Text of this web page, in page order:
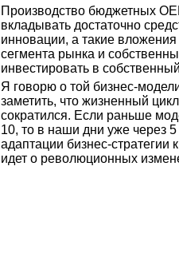
Производство бюджетных
вкладывать достаточно
инновации, а такие
сегмента рынка и
инвестировать в
Я говорю о той бизнес-
заметить, что жизненный
сократился. Если раньше
10, то в наши дни уже через
адаптации бизнес-
идет о революционных